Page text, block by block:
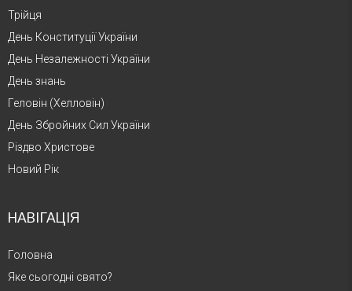
Трійця
День Конституції України
День Незалежності України
День знань
Геловін (Хелловін)
День Збройних Сил України
Різдво Христове
Новий Рік
НАВІГАЦІЯ
Головна
Яке сьогодні свято?